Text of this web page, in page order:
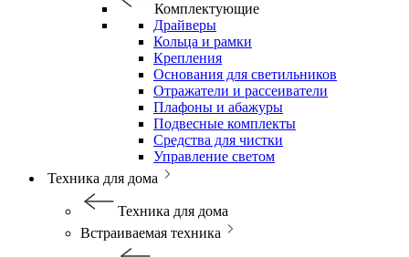
Комплектующие
Драйверы
Кольца и рамки
Крепления
Основания для светильников
Отражатели и рассеиватели
Плафоны и абажуры
Подвесные комплекты
Средства для чистки
Управление светом
Техника для дома
Техника для дома
Встраиваемая техника